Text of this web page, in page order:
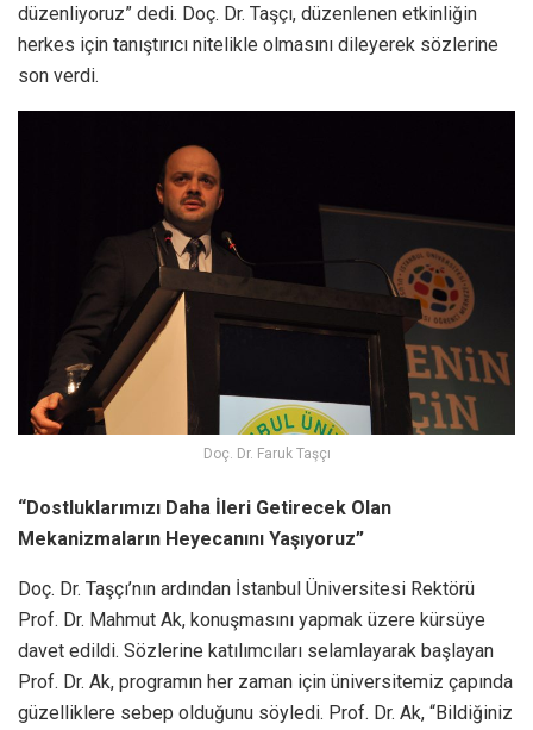
düzenliyoruz” dedi. Doç. Dr. Taşçı, düzenlenen etkinliğin
herkes için tanıştırıcı nitelikle olmasını dileyerek sözlerine
son verdi.
Doç. Dr. Faruk Taşçı
“Dostluklarımızı Daha İleri Getirecek Olan
Mekanizmaların Heyecanını Yaşıyoruz”
Doç. Dr. Taşçı’nın ardından İstanbul Üniversitesi Rektörü
Prof. Dr. Mahmut Ak, konuşmasını yapmak üzere kürsüye
davet edildi. Sözlerine katılımcıları selamlayarak başlayan
Prof. Dr. Ak, programın her zaman için üniversitemiz çapında
güzelliklere sebep olduğunu söyledi. Prof. Dr. Ak, “Bildiğiniz